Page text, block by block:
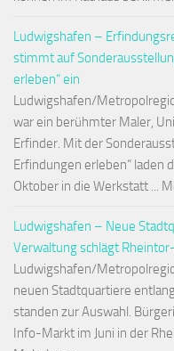
Ludwigshafen –
stimmt auf
erleben“ ein
Ludwigshafen/
war ein berühmter Maler,
Erfinder. Mit der
Erfindungen erleben“ laden
Oktober in die Werkstatt ...
Ludwigshafen – Neue
Verwaltung schlägt
Ludwigshafen/
neuen Stadtquartiere
standen zur Auswahl.
Info-Markt im Juni in der